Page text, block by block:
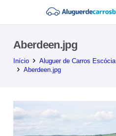
Aberdeen.jpg
Início Aluguer de Carros Escócia
Aberdeen.jpg